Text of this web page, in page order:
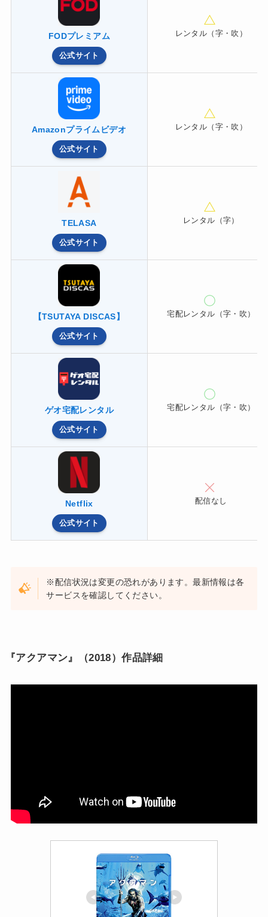
FODプレミアム
公式サイト
レンタル（字・吹）
Amazonプライムビデオ
公式サイト
レンタル（字・吹）
TELASA
公式サイト
レンタル（字）
【TSUTAYA DISCAS】
公式サイト
宅配レンタル（字・吹）
ゲオ宅配レンタル
公式サイト
宅配レンタル（字・吹）
Netflix
公式サイト
配信なし
※配信状況は変更の恐れがあります。最新情報は各
サービスを確認してください。
『アクアマン』（2018）作品詳細